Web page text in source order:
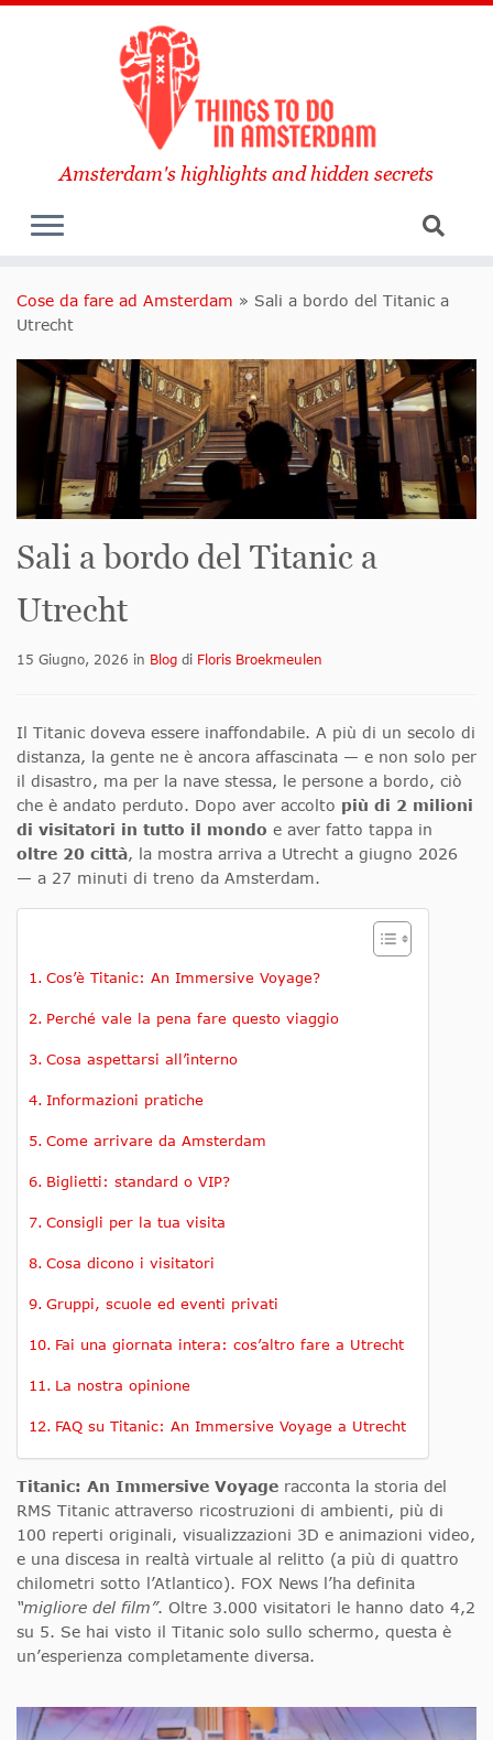
Amsterdam's highlights and hidden secrets
Cose da fare ad Amsterdam » Sali a bordo del Titanic a
Utrecht
Sali a bordo del Titanic a
Utrecht
15 Giugno, 2026 in Blog di Floris Broekmeulen
Il Titanic doveva essere inaffondabile. A più di un secolo di
distanza, la gente ne è ancora affascinata — e non solo per
il disastro, ma per la nave stessa, le persone a bordo, ciò
che è andato perduto. Dopo aver accolto più di 2 milioni
di visitatori in tutto il mondo e aver fatto tappa in
oltre 20 città, la mostra arriva a Utrecht a giugno 2026
— a 27 minuti di treno da Amsterdam.
Cos’è Titanic: An Immersive Voyage?
Perché vale la pena fare questo viaggio
Cosa aspettarsi all’interno
Informazioni pratiche
Come arrivare da Amsterdam
Biglietti: standard o VIP?
Consigli per la tua visita
Cosa dicono i visitatori
Gruppi, scuole ed eventi privati
Fai una giornata intera: cos’altro fare a Utrecht
La nostra opinione
FAQ su Titanic: An Immersive Voyage a Utrecht
Titanic: An Immersive Voyage racconta la storia del
RMS Titanic attraverso ricostruzioni di ambienti, più di
100 reperti originali, visualizzazioni 3D e animazioni video,
e una discesa in realtà virtuale al relitto (a più di quattro
chilometri sotto l’Atlantico). FOX News l’ha definita
“migliore del film”. Oltre 3.000 visitatori le hanno dato 4,2
su 5. Se hai visto il Titanic solo sullo schermo, questa è
un’esperienza completamente diversa.